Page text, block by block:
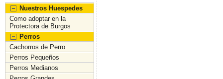
Nuestros Huespedes
Como adoptar en la
Protectora de Burgos
Perros
Cachorros de Perro
Perros Pequeños
Perros Medianos